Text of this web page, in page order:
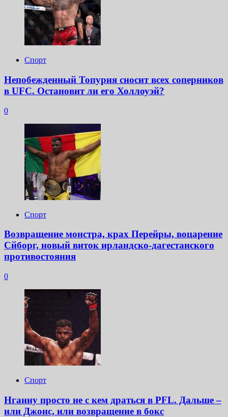
Спорт
Непобежденный Топурия сносит всех соперников
в UFC. Остановит ли его Холлоуэй?
0
Спорт
Возвращение монстра, крах Перейры, воцарение
Сйборг, новый виток ирландско-дагестанского
противостояния
0
Спорт
Нганну просто не с кем драться в PFL. Дальше –
или Джонс, или возвращение в бокс